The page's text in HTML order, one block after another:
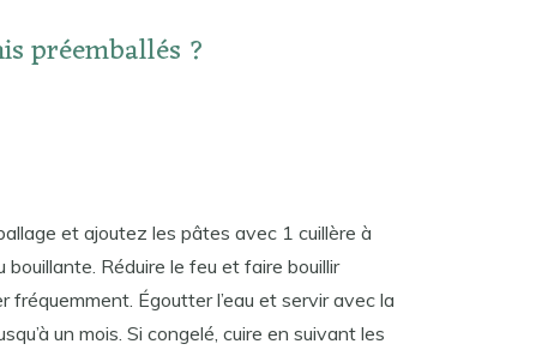
préemballés ?
et ajoutez les pâtes avec 1 cuillère à
bouillante. Réduire le feu et faire bouillir
Égoutter l’eau et servir avec la
un mois. Si congelé, cuire en suivant les